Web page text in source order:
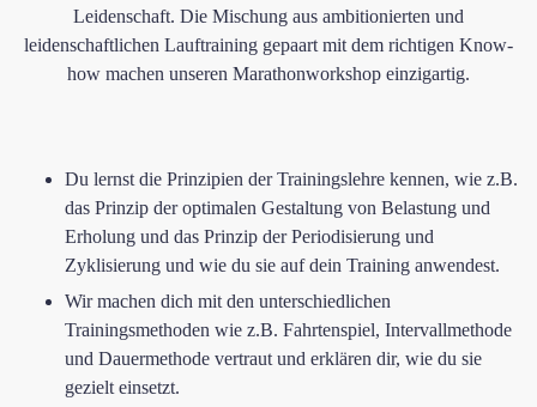
Leidenschaft. Die Mischung aus ambitionierten und
leidenschaftlichen Lauftraining gepaart mit dem richtigen Know-
how machen unseren Marathonworkshop einzigartig.
​Du lernst die Prinzipien der Trainingslehre kennen, wie z.B.
das Prinzip der optimalen Gestaltung von Belastung und
Erholung und das Prinzip der Periodisierung und
Zyklisierung und wie du sie auf dein Training anwendest.
​Wir machen dich mit den unterschiedlichen
Trainingsmethoden wie z.B. Fahrtenspiel, Intervallmethode
und Dauermethode vertraut und erklären dir, wie du sie
gezielt einsetzt.